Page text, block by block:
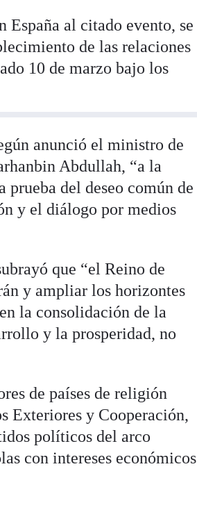
al citado evento, se
de las relaciones
10 de marzo bajo los
anunció el ministro de
Abdullah, “a la
prueba del deseo común de
y el diálogo por medios
que “el Reino de
y ampliar los horizontes
la consolidación de la
y la prosperidad, no
de países de religión
Exteriores y Cooperación,
políticos del arco
con intereses económicos